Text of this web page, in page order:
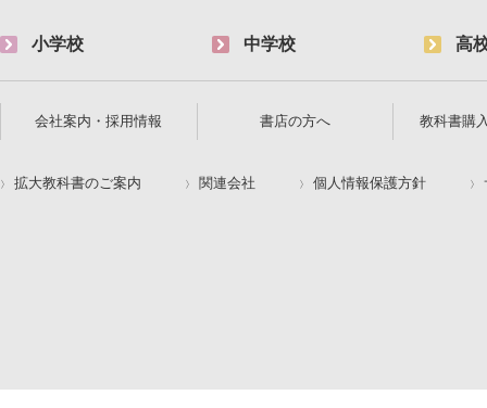
小学校 中学校 高
会社案内・採用情報 書店の方へ 教科書購
拡大教科書のご案内 関連会社 個人情報保護方針